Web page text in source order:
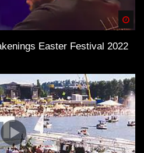
Easter Festival 2022